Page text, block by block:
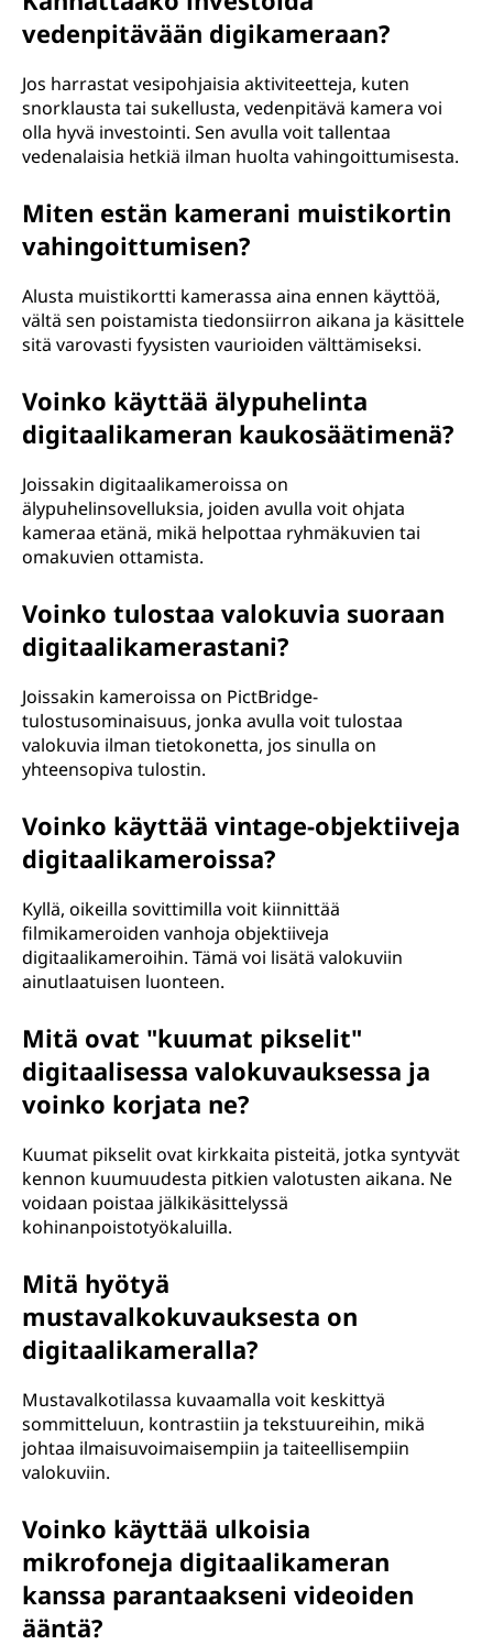
vedenpitävään digikameraan?
Jos harrastat vesipohjaisia aktiviteetteja, kuten
snorklausta tai sukellusta, vedenpitävä kamera voi
olla hyvä investointi. Sen avulla voit tallentaa
vedenalaisia hetkiä ilman huolta vahingoittumisesta.
Miten estän kamerani muistikortin
vahingoittumisen?
Alusta muistikortti kamerassa aina ennen käyttöä,
vältä sen poistamista tiedonsiirron aikana ja käsittele
sitä varovasti fyysisten vaurioiden välttämiseksi.
Voinko käyttää älypuhelinta
digitaalikameran kaukosäätimenä?
Joissakin digitaalikameroissa on
älypuhelinsovelluksia, joiden avulla voit ohjata
kameraa etänä, mikä helpottaa ryhmäkuvien tai
omakuvien ottamista.
Voinko tulostaa valokuvia suoraan
digitaalikamerastani?
Joissakin kameroissa on PictBridge-
tulostusominaisuus, jonka avulla voit tulostaa
valokuvia ilman tietokonetta, jos sinulla on
yhteensopiva tulostin.
Voinko käyttää vintage-objektiiveja
digitaalikameroissa?
Kyllä, oikeilla sovittimilla voit kiinnittää
filmikameroiden vanhoja objektiiveja
digitaalikameroihin. Tämä voi lisätä valokuviin
ainutlaatuisen luonteen.
Mitä ovat "kuumat pikselit"
digitaalisessa valokuvauksessa ja
voinko korjata ne?
Kuumat pikselit ovat kirkkaita pisteitä, jotka syntyvät
kennon kuumuudesta pitkien valotusten aikana. Ne
voidaan poistaa jälkikäsittelyssä
kohinanpoistotyökaluilla.
Mitä hyötyä
mustavalkokuvauksesta on
digitaalikameralla?
Mustavalkotilassa kuvaamalla voit keskittyä
sommitteluun, kontrastiin ja tekstuureihin, mikä
johtaa ilmaisuvoimaisempiin ja taiteellisempiin
valokuviin.
Voinko käyttää ulkoisia
mikrofoneja digitaalikameran
kanssa parantaakseni videoiden
ääntä?